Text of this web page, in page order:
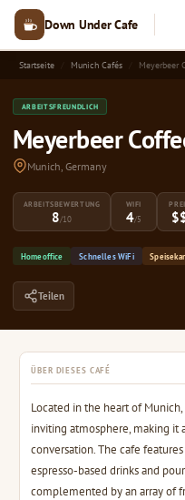
Down Under Cafe
Startseite Munich Cafés Meyerbeer
ARBEITSFREUNDLICH
Meyerbeer
Munich, Germany
ARBEITSBEWERTUNG
8/10
WIFI
4/5
Homeoffice Schnelles WiFi
Teilen
ÜBER DIESES CAFÉ
Located in the heart of
inviting atmosphere, making it
conversation. The cafe
espresso-based drinks and
complemented by an array of